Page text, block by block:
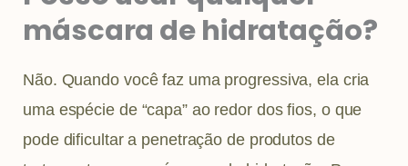
máscara de hidratação?
Não. Quando você faz uma progressiva, ela cria
uma espécie de “capa” ao redor dos fios, o que
pode dificultar a penetração de produtos de